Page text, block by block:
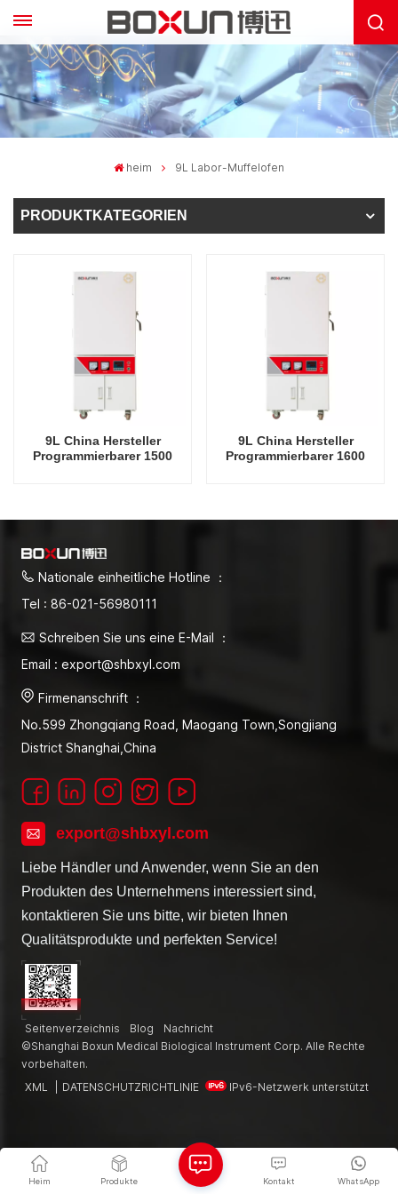
heim 9L Labor-Muffelofen
PRODUKTKATEGORIEN
9L China Hersteller
Programmierbarer 1500
9L China Hersteller
Programmierbarer 1600
Nationale einheitliche Hotline ：
Tel : 86-021-56980111
Schreiben Sie uns eine E-Mail ：
Email : export@shbxyl.com
Firmenanschrift ：
No.599 Zhongqiang Road, Maogang Town,Songjiang
District Shanghai,China
export@shbxyl.com
Liebe Händler und Anwender, wenn Sie an den
Produkten des Unternehmens interessiert sind,
kontaktieren Sie uns bitte, wir bieten Ihnen
Qualitätsprodukte und perfekten Service!
Seitenverzeichnis Blog
Nachricht
©Shanghai Boxun Medical Biological Instrument Corp. Alle Rechte
vorbehalten.
XML
DATENSCHUTZRICHTLINIE IPv6-Netzwerk unterstützt
Heim Produkte WhatsApp
Kontakt